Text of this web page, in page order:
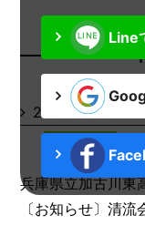
Line
2026.08.06
お知らせ
兵庫県立加古川
〔お知らせ〕